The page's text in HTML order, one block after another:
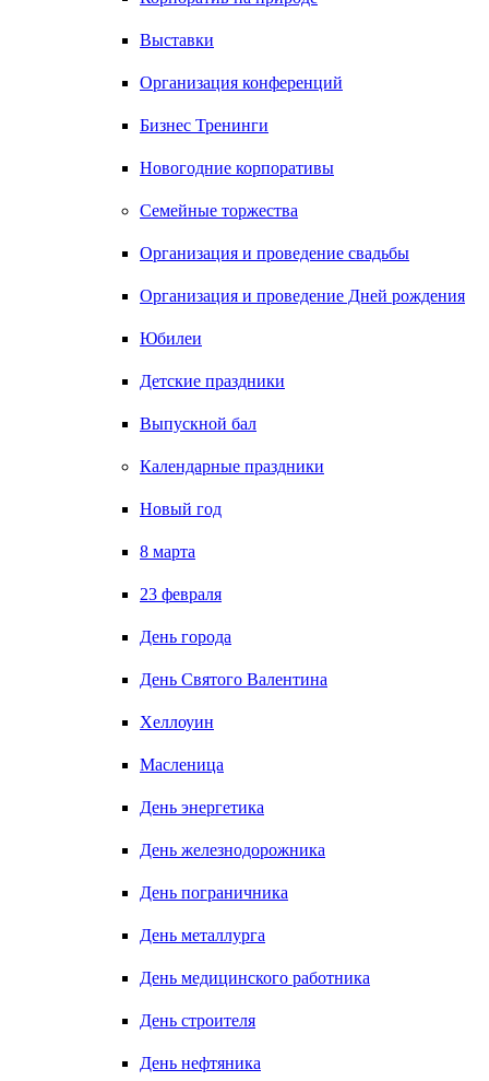
Выставки
Организация конференций
Бизнес Тренинги
Новогодние корпоративы
Семейные торжества
Организация и проведение свадьбы
Организация и проведение Дней рождения
Юбилеи
Детские праздники
Выпускной бал
Календарные праздники
Новый год
8 марта
23 февраля
День города
День Святого Валентина
Хеллоуин
Масленица
День энергетика
День железнодорожника
День пограничника
День металлурга
День медицинского работника
День строителя
День нефтяника